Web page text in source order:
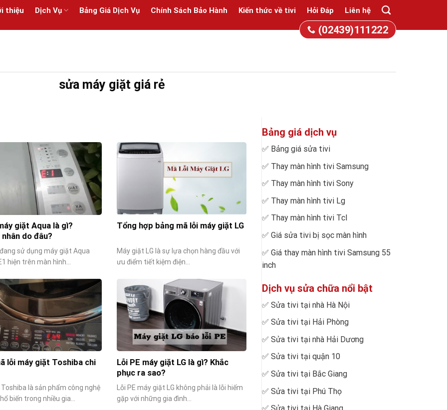
thiệu Dịch Vụ Bảng Giá Dịch Vụ Chính Sách Bảo Hành Kiến thức về tivi Hỏi Đáp Liên hệ
(02439)111222
sửa máy giặt giá rẻ
giặt Aqua là gì?
nhân do đâu?
sử dụng máy giặt Aqua
hiện trên màn hình...
Tổng hợp bảng mã lỗi máy giặt LG
Máy giặt LG là sự lựa chọn hàng đầu với
ưu điểm tiết kiệm điện...
lỗi máy giặt Toshiba chi
là sản phẩm công nghệ
biến trong nhiều gia...
Lỗi PE máy giặt LG là gì? Khắc
phục ra sao?
Lỗi PE máy giặt LG không phải là lỗi hiếm
gặp với những gia đình...
Bảng giá dịch vụ
✅ Bảng giá sửa tivi
✅ Thay màn hình tivi Samsung
✅ Thay màn hình tivi Sony
✅ Thay màn hình tivi Lg
✅ Thay màn hình tivi Tcl
✅ Giá sửa tivi bị sọc màn hình
✅ Giá thay màn hình tivi Samsung 55
inch
Dịch vụ sửa chữa nổi bật
✅ Sửa tivi tại nhà Hà Nội
✅ Sửa tivi tại Hải Phòng
✅ Sửa tivi tại nhà Hải Dương
✅ Sửa tivi tại quận 10
✅ Sửa tivi tại Bắc Giang
✅ Sửa tivi tại Phú Thọ